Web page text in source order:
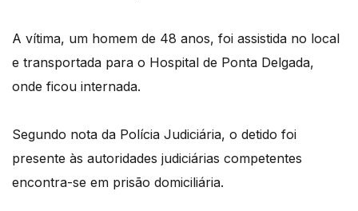
A vítima, um homem de 48 anos, foi assistida no local
e transportada para o Hospital de Ponta Delgada,
onde ficou internada.
Segundo nota da Polícia Judiciária, o detido foi
presente às autoridades judiciárias competentes
encontra-se em prisão domiciliária.